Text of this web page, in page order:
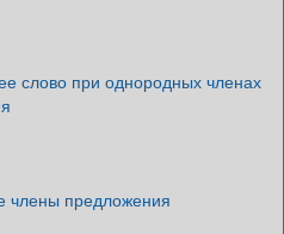
слово при однородных членах
члены предложения